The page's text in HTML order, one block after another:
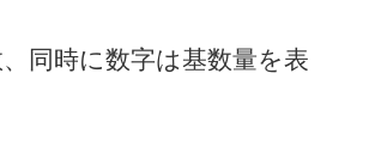
同時に数字は基数量を表